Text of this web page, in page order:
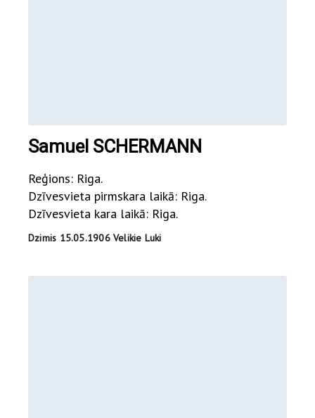
Samuel SCHERMANN
Reģions: Riga.
Dzīvesvieta pirmskara laikā: Riga.
Dzīvesvieta kara laikā: Riga.
Dzimis 15.05.1906 Velikie Luki